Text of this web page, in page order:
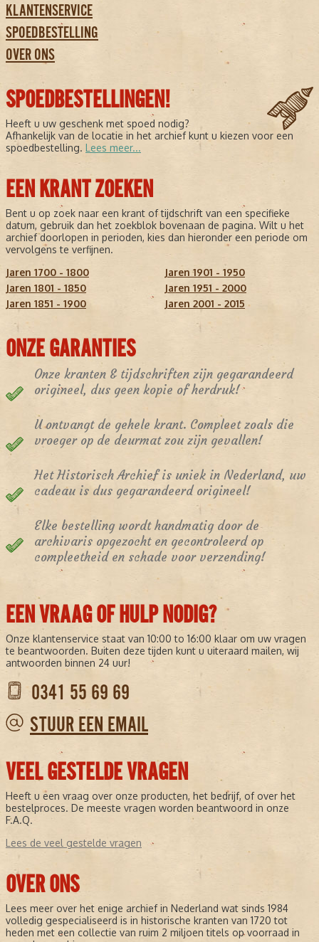
KLANTENSERVICE
SPOEDBESTELLING
OVER ONS
SPOEDBESTELLINGEN!
Heeft u uw geschenk met spoed nodig?
Afhankelijk van de locatie in het archief kunt u kiezen voor een
spoedbestelling. Lees meer...
EEN KRANT ZOEKEN
Bent u op zoek naar een krant of tijdschrift van een specifieke
datum, gebruik dan het zoekblok bovenaan de pagina. Wilt u het
archief doorlopen in perioden, kies dan hieronder een periode om
vervolgens te verfijnen.
Jaren 1700 - 1800
Jaren 1801 - 1850
Jaren 1851 - 1900
Jaren 1901 - 1950
Jaren 1951 - 2000
Jaren 2001 - 2015
ONZE GARANTIES
Onze kranten & tijdschriften zijn gegarandeerd
origineel, dus geen kopie of herdruk!
U ontvangt de gehele krant. Compleet zoals die
vroeger op de deurmat zou zijn gevallen!
Het Historisch Archief is uniek in Nederland, uw
cadeau is dus gegarandeerd origineel!
Elke bestelling wordt handmatig door de
archivaris opgezocht en gecontroleerd op
compleetheid en schade voor verzending!
EEN VRAAG OF HULP NODIG?
Onze klantenservice staat van 10:00 to 16:00 klaar om uw vragen
te beantwoorden. Buiten deze tijden kunt u uiteraard mailen, wij
antwoorden binnen 24 uur!
0341 55 69 69
STUUR EEN EMAIL
VEEL GESTELDE VRAGEN
Heeft u een vraag over onze producten, het bedrijf, of over het
bestelproces. De meeste vragen worden beantwoord in onze
F.A.Q.
Lees de veel gestelde vragen
OVER ONS
Lees meer over het enige archief in Nederland wat sinds 1984
volledig gespecialiseerd is in historische kranten van 1720 tot
heden met een collectie van ruim 2 miljoen titels op voorraad in